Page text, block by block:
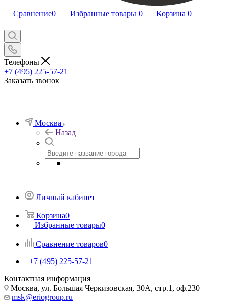
Сравнение0 Избранные товары 0 Корзина 0
Телефоны
+7 (495) 225-57-21
Заказать звонок
Москва
Назад
Личный кабинет
Корзина0
Избранные товары0
Сравнение товаров0
+7 (495) 225-57-21
Контактная информация
Москва, ул. Большая Черкизовская, 30А, стр.1, оф.230
msk@eriogroup.ru